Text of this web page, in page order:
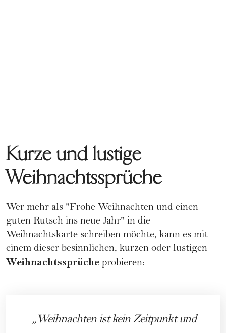
Kurze und lustige
Weihnachtssprüche
Wer mehr als "Frohe Weihnachten und einen
guten Rutsch ins neue Jahr" in die
Weihnachtskarte schreiben möchte, kann es mit
einem dieser besinnlichen, kurzen oder lustigen
Weihnachtssprüche probieren:
Weihnachten ist kein Zeitpunkt und